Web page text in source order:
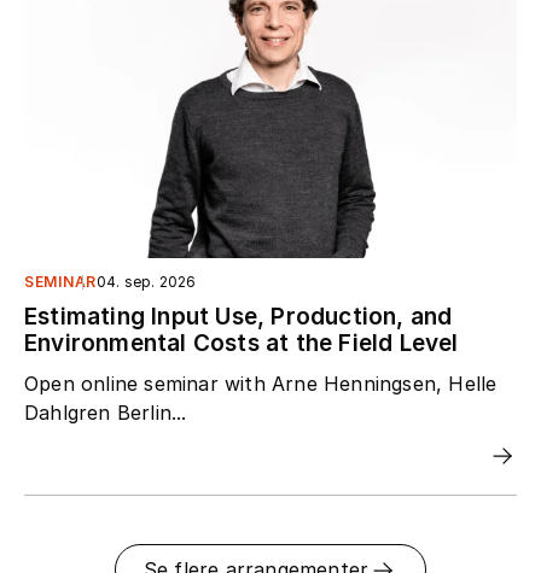
SEMINAR04. sep. 2026
Estimating Input Use, Production, and
Environmental Costs at the Field Level
Open online seminar with Arne Henningsen, Helle
Dahlgren Berlin...